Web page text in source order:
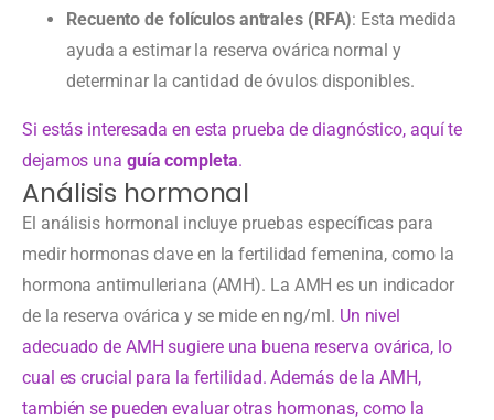
Recuento de folículos antrales (RFA): Esta medida
ayuda a estimar la reserva ovárica normal y
determinar la cantidad de óvulos disponibles.
Si estás interesada en esta prueba de diagnóstico, aquí te
dejamos una guía completa.
Análisis hormonal
El análisis hormonal incluye pruebas específicas para
medir hormonas clave en la fertilidad femenina, como la
hormona antimulleriana (AMH). La AMH es un indicador
de la reserva ovárica y se mide en ng/ml. Un nivel
adecuado de AMH sugiere una buena reserva ovárica, lo
cual es crucial para la fertilidad. Además de la AMH,
también se pueden evaluar otras hormonas, como la